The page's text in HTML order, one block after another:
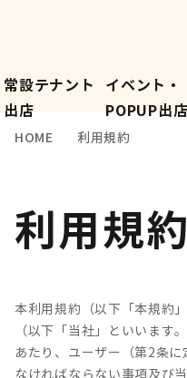
イベント・
POPUP出店
常設テナント
​出店
HOME 利用規約
本利用規約（以下「本規約
（以下「当社」といいます
あたり、ユーザー（第2条
なければならない事項及び
利用規約